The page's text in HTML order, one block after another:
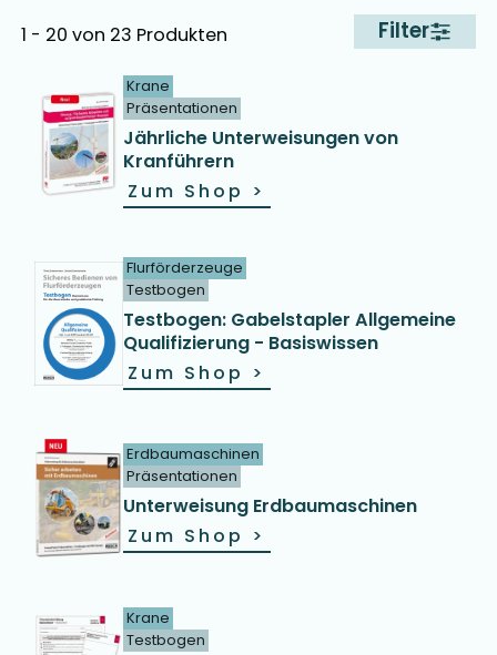
1 - 20 von 23 Produkten Filter
Krane
Präsentationen
Jährliche Unterweisungen von
Kranführern
Zum Shop >
Flurförderzeuge
Testbogen
Testbogen: Gabelstapler Allgemeine
Qualifizierung - Basiswissen
Zum Shop >
Erdbaumaschinen
Präsentationen
Unterweisung Erdbaumaschinen
Zum Shop >
Krane
Testbogen